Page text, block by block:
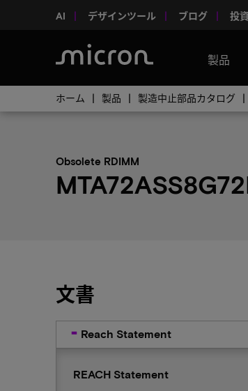
AI デザインツール ブログ 投
製品
ホーム 製品 製造中止部品カタログ
Obsolete RDIMM
文書
Reach Statement
REACH Statement